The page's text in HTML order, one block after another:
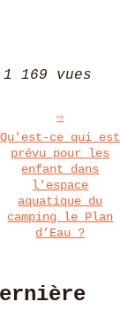
169 vues
Qu'est-ce qui est
prévu pour les
enfant dans
l'espace
aquatique du
camping le Plan
d’Eau ?